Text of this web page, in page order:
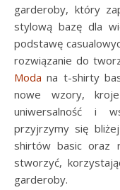
garderoby, który
stylową bazę dla
podstawę
rozwiązanie do
Moda na t-shirty
nowe wzory,
uniwersalność i
przyjrzymy się
shirtów basic oraz
stworzyć,
garderoby.